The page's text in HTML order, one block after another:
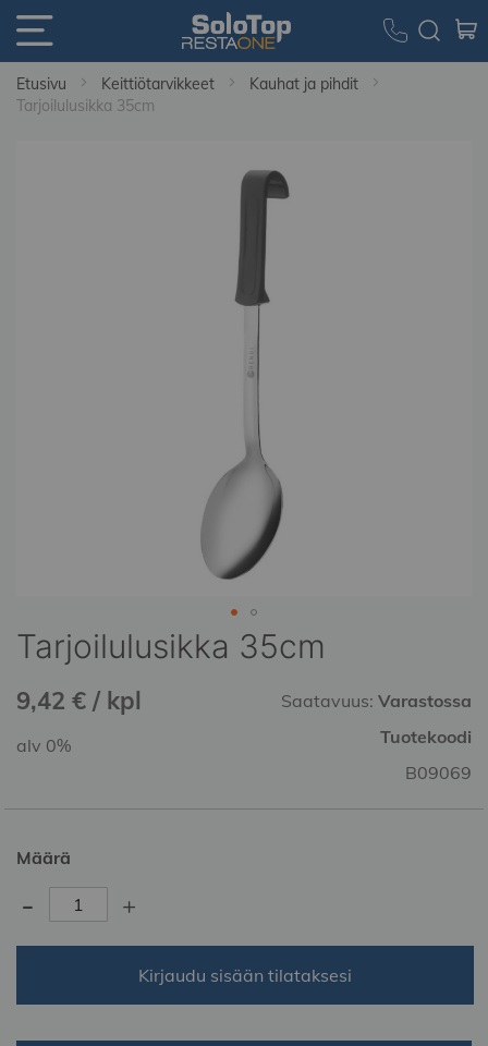
Etusivu Keittiötarvikkeet
Kauhat ja pihdit
Tarjoilulusikka 35cm
Tarjoilulusikka 35cm
9,42 € / kpl Saatavuus: Varastossa
Tuotekoodi
B09069
alv 0%
Määrä
- +
Kirjaudu sisään tilataksesi
Skip
to
the
beginning
of
gallery